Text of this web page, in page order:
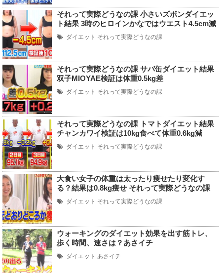
それって実際どうなの課 小さいズボンダイエッ
ト結果 3時のヒロインかなではウエスト4.5cm減
ダイエット それって実際どうなの課
それって実際どうなの課 サバ缶ダイエット結果
双子MIOYAE検証は体重0.5kg差
ダイエット それって実際どうなの課
それって実際どうなの課 トマトダイエット結果
チャンカワイ検証は10kg食べて体重0.6kg減
ダイエット それって実際どうなの課
大食い女子の体重は太ったり痩せたり変化す
る？結果は0.8kg痩せ それって実際どうなの課
ダイエット それって実際どうなの課
ウォーキングのダイエット効果を出す筋トレ、
歩く時間、速さは？あさイチ
ダイエット あさイチ